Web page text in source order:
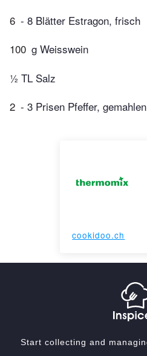
6 - 8 Blätter Estragon, frisch
100 g Weisswein
½ TL Salz
2 - 3 Prisen Pfeffer, gemahlen
cookidoo.ch
Start collecting and